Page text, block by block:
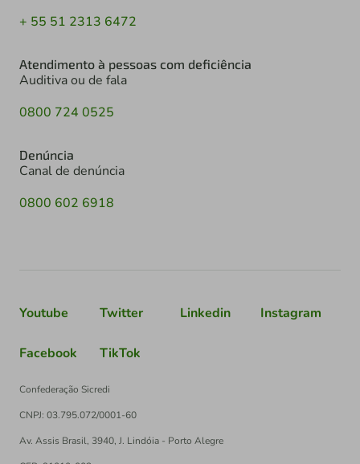
+ 55 51 2313 6472
Atendimento à pessoas com deficiência
Auditiva ou de fala
0800 724 0525
Denúncia
Canal de denúncia
0800 602 6918
Youtube Twitter Linkedin Instagram
Facebook TikTok
Confederação Sicredi
CNPJ: 03.795.072/0001-60
Av. Assis Brasil, 3940, J. Lindóia - Porto Alegre